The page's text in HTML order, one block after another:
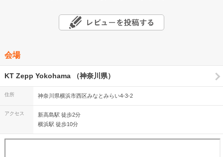
会場
KT Zepp Yokohama （神奈川県）
住所 神奈川県横浜市西区みなとみらい4-3-2
アクセス
新高島駅 徒歩2分
横浜駅 徒歩10分